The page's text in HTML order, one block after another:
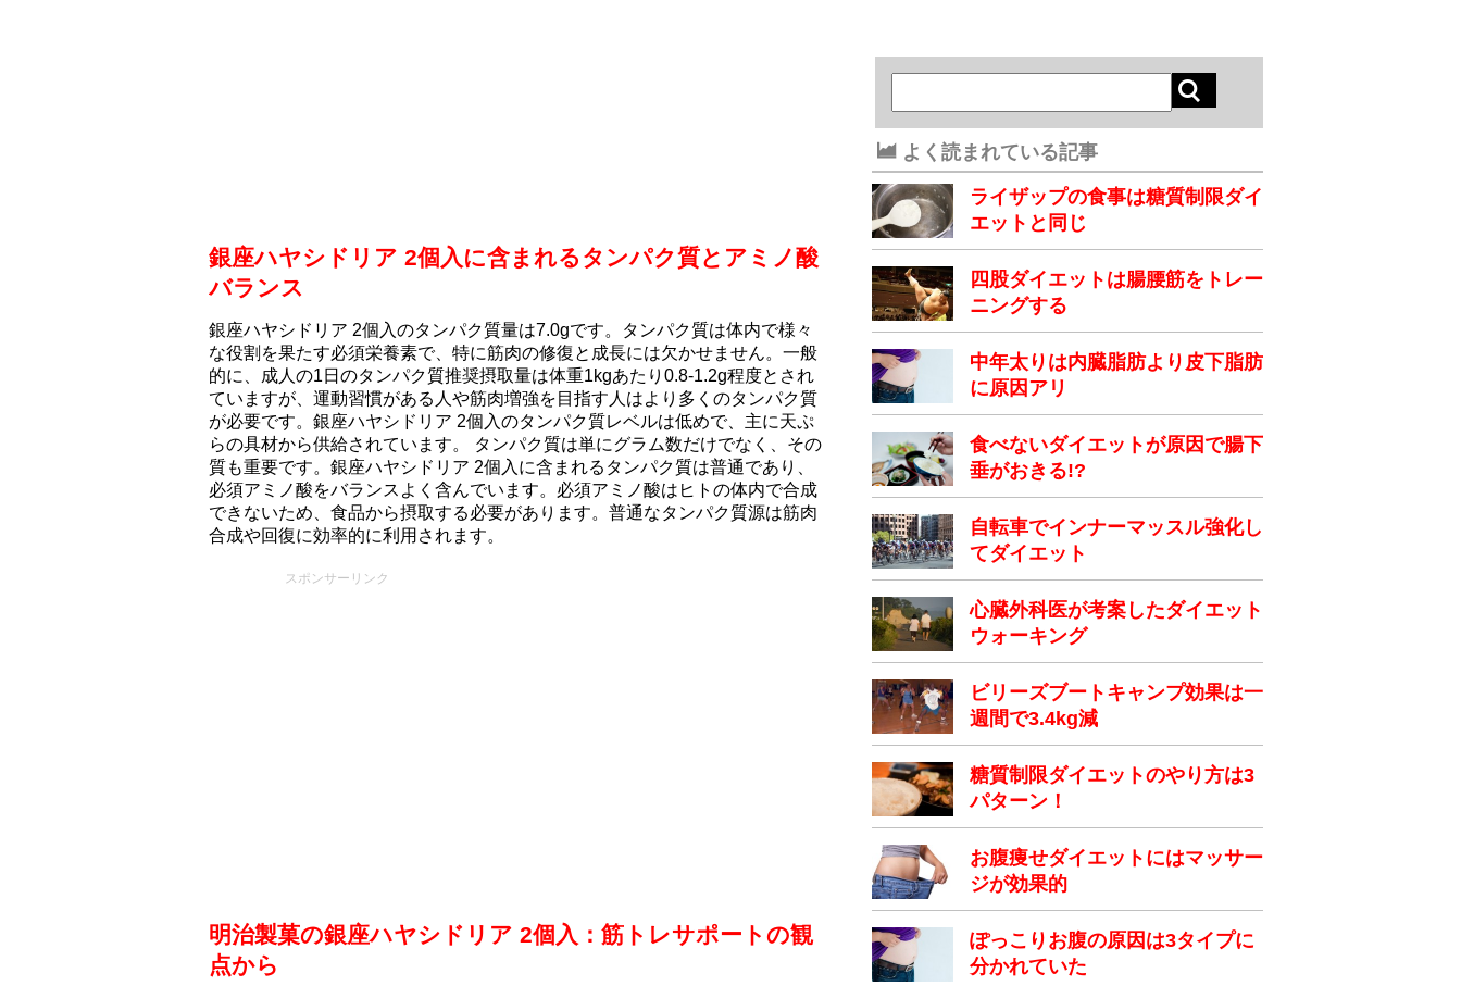
銀座ハヤシドリア 2個入に含まれるタンパク質とアミノ酸
バランス
銀座ハヤシドリア 2個入のタンパク質量は7.0gです。タンパク質は体内で様々
な役割を果たす必須栄養素で、特に筋肉の修復と成長には欠かせません。一般
的に、成人の1日のタンパク質推奨摂取量は体重1kgあたり0.8-1.2g程度とされ
ていますが、運動習慣がある人や筋肉増強を目指す人はより多くのタンパク質
が必要です。銀座ハヤシドリア 2個入のタンパク質レベルは低めで、主に天ぷ
らの具材から供給されています。 タンパク質は単にグラム数だけでなく、その
質も重要です。銀座ハヤシドリア 2個入に含まれるタンパク質は普通であり、
必須アミノ酸をバランスよく含んでいます。必須アミノ酸はヒトの体内で合成
できないため、食品から摂取する必要があります。普通なタンパク質源は筋肉
合成や回復に効率的に利用されます。
スポンサーリンク
明治製菓の銀座ハヤシドリア 2個入：筋トレサポートの観
点から
よく読まれている記事
ライザップの食事は糖質制限ダイ
エットと同じ
四股ダイエットは腸腰筋をトレー
ニングする
中年太りは内臓脂肪より皮下脂肪
に原因アリ
食べないダイエットが原因で腸下
垂がおきる!?
自転車でインナーマッスル強化し
てダイエット
心臓外科医が考案したダイエット
ウォーキング
ビリーズブートキャンプ効果は一
週間で3.4kg減
糖質制限ダイエットのやり方は3
パターン！
お腹痩せダイエットにはマッサー
ジが効果的
ぽっこりお腹の原因は3タイプに
分かれていた